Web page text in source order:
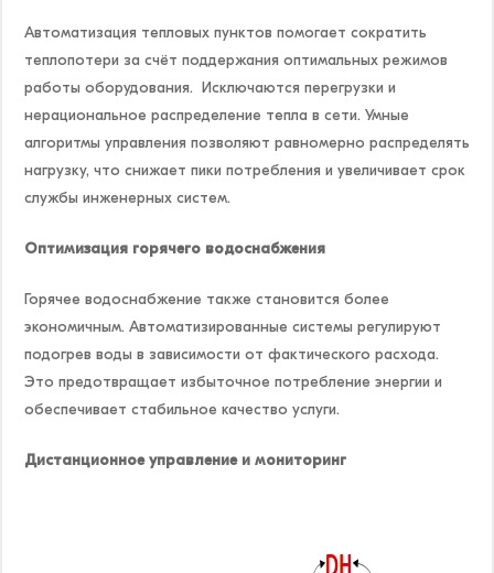
Автоматизация тепловых пунктов помогает сократить
теплопотери за счёт поддержания оптимальных режимов
работы оборудования. Исключаются перегрузки и
нерациональное распределение тепла в сети. Умные
алгоритмы управления позволяют равномерно распределять
нагрузку, что снижает пики потребления и увеличивает срок
службы инженерных систем.
Оптимизация горячего водоснабжения
Горячее водоснабжение также становится более
экономичным. Автоматизированные системы регулируют
подогрев воды в зависимости от фактического расхода.
Это предотвращает избыточное потребление энергии и
обеспечивает стабильное качество услуги.
Дистанционное управление и мониторинг